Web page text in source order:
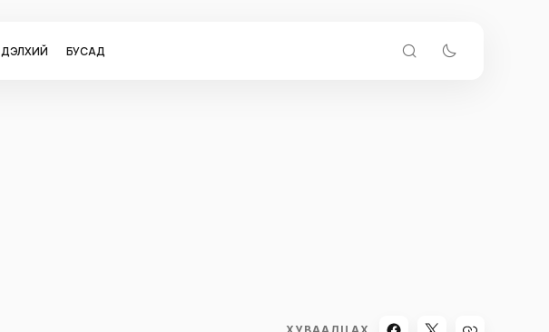
ДЭЛХИЙ БУСАД